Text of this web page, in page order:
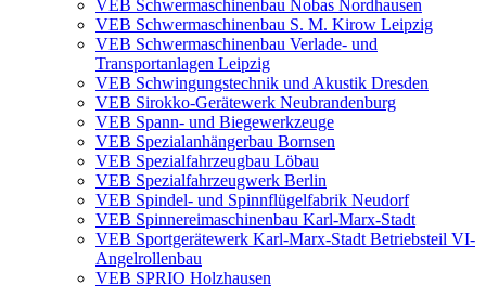
VEB Schwermaschinenbau Nobas Nordhausen
VEB Schwermaschinenbau S. M. Kirow Leipzig
VEB Schwermaschinenbau Verlade- und
Transportanlagen Leipzig
VEB Schwingungstechnik und Akustik Dresden
VEB Sirokko-Gerätewerk Neubrandenburg
VEB Spann- und Biegewerkzeuge
VEB Spezialanhängerbau Bornsen
VEB Spezialfahrzeugbau Löbau
VEB Spezialfahrzeugwerk Berlin
VEB Spindel- und Spinnflügelfabrik Neudorf
VEB Spinnereimaschinenbau Karl-Marx-Stadt
VEB Sportgerätewerk Karl-Marx-Stadt Betriebsteil VI-
Angelrollenbau
VEB SPRIO Holzhausen